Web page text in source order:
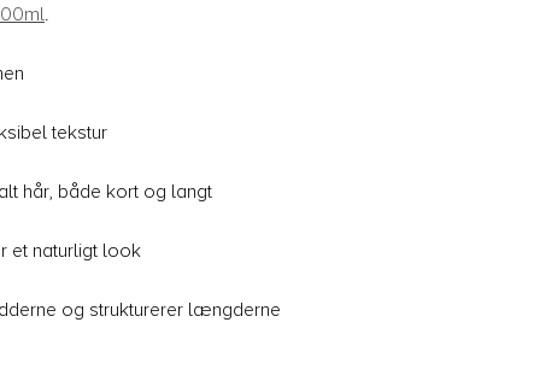
.
tekstur
hår, både kort og langt
et naturligt look
og strukturerer længderne